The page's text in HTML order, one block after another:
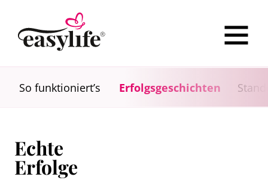
So funktioniert’s Erfolgsgeschichten
Echte
Erfolge